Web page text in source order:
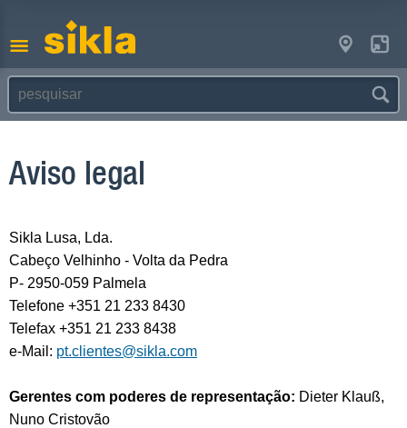
Aviso legal
Sikla Lusa, Lda.
Cabeço Velhinho - Volta da Pedra
P- 2950-059 Palmela
Telefone +351 21 233 8430
Telefax +351 21 233 8438
e-Mail: pt.clientes@sikla.com
Gerentes com poderes de representação: Dieter Klauß,
Nuno Cristovão